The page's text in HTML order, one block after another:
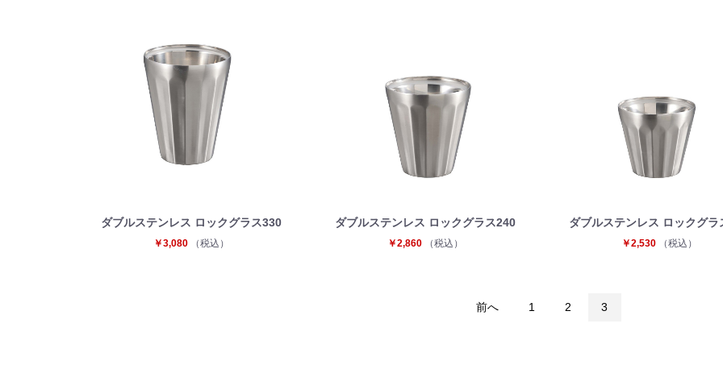
ダブルステンレス ロックグラス330
￥3,080 （税込）
ダブルステンレス ロックグラス240
￥2,860 （税込）
ダブルステンレス ロックグラ
￥2,530 （税込）
前へ 1 2 3